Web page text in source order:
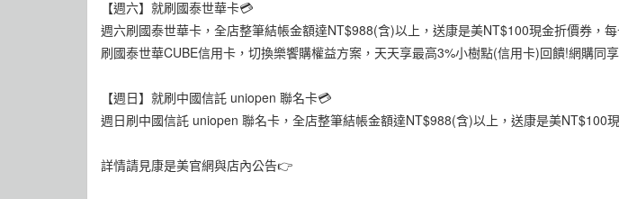
【週六】就刷國泰世華卡💳
週六刷國泰世華卡，全店整筆結帳金額達NT$988(含)以上，送康是美NT$100現金折價券，
刷國泰世華CUBE信用卡，切換樂饗購權益方案，天天享最高3%小樹點(信用卡)回饋!網購同
【週日】就刷中國信託 uniopen 聯名卡💳
週日刷中國信託 uniopen 聯名卡，全店整筆結帳金額達NT$988(含)以上，送康是美NT$100
詳情請見康是美官網與店內公告👉